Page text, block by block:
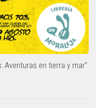
Aventuras en tierra y mar"